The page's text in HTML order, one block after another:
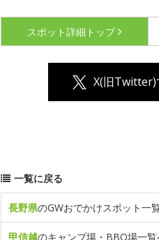
スポット詳細 トップ
X(旧Twitter)
一覧に戻る
長野県のGWおでかけスポット一
甲信越のキャンプ場・BBQ場一